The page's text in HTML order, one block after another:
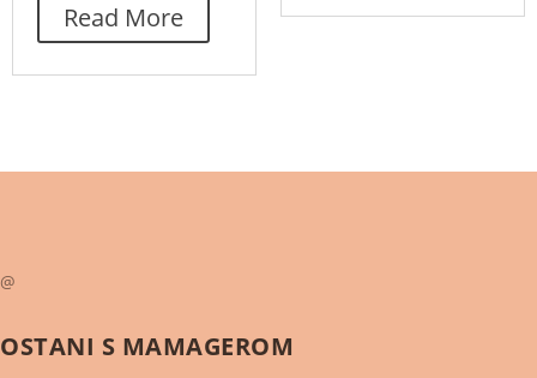
Read More
@
OSTANI S MAMAGEROM